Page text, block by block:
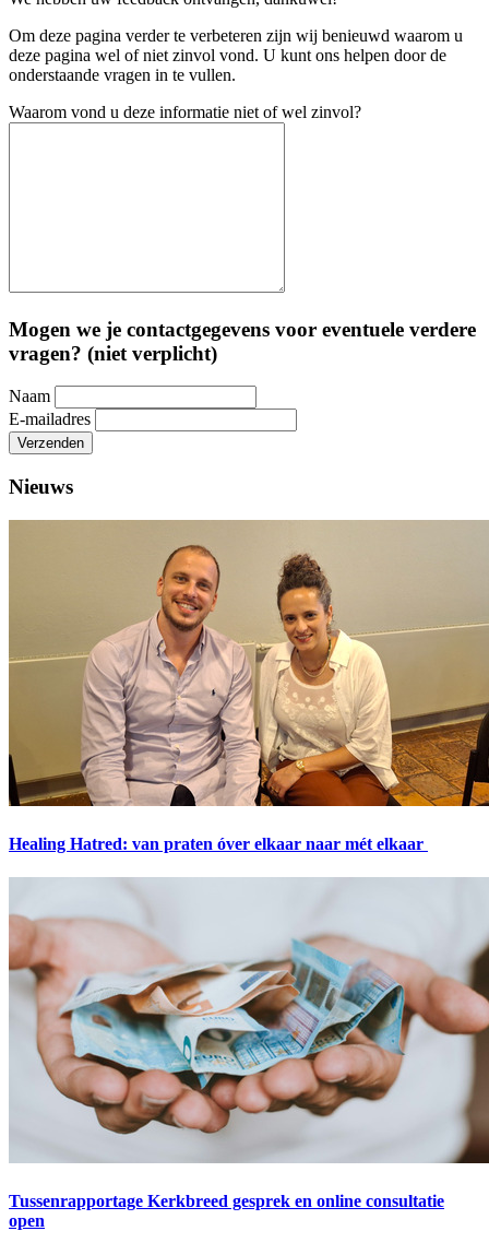
Om deze pagina verder te verbeteren zijn wij benieuwd waarom u
deze pagina wel of niet zinvol vond. U kunt ons helpen door de
onderstaande vragen in te vullen.
Waarom vond u deze informatie niet of wel zinvol?
Mogen we je contactgegevens voor eventuele verdere
vragen? (niet verplicht)
Naam
E-mailadres
Verzenden
Nieuws
Healing Hatred: van praten óver elkaar naar mét elkaar
Tussenrapportage Kerkbreed gesprek en online consultatie
open